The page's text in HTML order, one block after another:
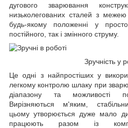
дугового зварювання
низьколегованих сталей з
будь-якому положенні у
постійного, так і змінного струму.
Зручність у
Це одні з найпростіших у
легкому контролю шлаку при
діапазону та можливості
Вирізняються м'яким,
цьому утворюється дуже мало
працюють разом із